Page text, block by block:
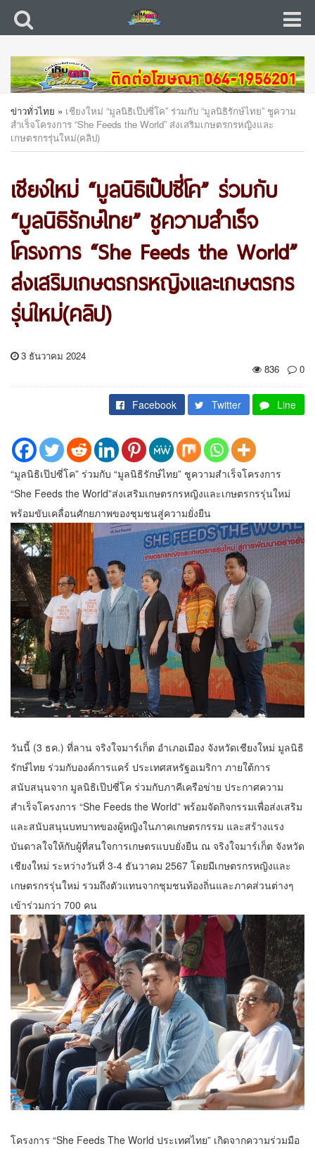
ข่าวทั่วไทย » เชียงใหม่ “มูลนิธิเป๊ปซี่โค” ร่วมกับ “มูลนิธิรักษ์ไทย” ชูความ
สำเร็จโครงการ “She Feeds the World” ส่งเสริมเกษตรกรหญิงและ
เกษตรกรรุ่นใหม่(คลิป)
เชียงใหม่ “มูลนิธิเป๊ปซี่โค” ร่วมกับ
“มูลนิธิรักษ์ไทย” ชูความสำเร็จ
โครงการ “She Feeds the World”
ส่งเสริมเกษตรกรหญิงและเกษตรกร
รุ่นใหม่(คลิป)
3 ธันวาคม 2024
836
0
Facebook Twitter Line
“มูลนิธิเป๊ปซี่โค” ร่วมกับ “มูลนิธิรักษ์ไทย” ชูความสำเร็จโครงการ
“She Feeds the World”ส่งเสริมเกษตรกรหญิงและเกษตรกรรุ่นใหม่
พร้อมขับเคลื่อนศักยภาพของชุมชนสู่ความยั่งยืน
วันนี้ (3 ธค.) ที่ลาน จริงใจมาร์เก็ต อำเภอเมือง จังหวัดเชียงใหม่ มูลนิธิ
รักษ์ไทย ร่วมกับองค์การแคร์ ประเทศสหรัฐอเมริกา ภายใต้การ
สนับสนุนจาก มูลนิธิเป๊ปซี่โค ร่วมกับภาคีเครือข่าย ประกาศความ
สำเร็จโครงการ “She Feeds the World” พร้อมจัดกิจกรรมเพื่อส่งเสริม
และสนับสนุนบทบาทของผู้หญิงในภาคเกษตรกรรม และสร้างแรง
บันดาลใจให้กับผู้ที่สนใจการเกษตรแบบยั่งยืน ณ จริงใจมาร์เก็ต จังหวัด
เชียงใหม่ ระหว่างวันที่ 3-4 ธันวาคม 2567 โดยมีเกษตรกรหญิงและ
เกษตรกรรุ่นใหม่ รวมถึงตัวแทนจากชุมชนท้องถิ่นและภาคส่วนต่างๆ
เข้าร่วมกว่า 700 คน
โครงการ “She Feeds The World ประเทศไทย” เกิดจากความร่วมมือ